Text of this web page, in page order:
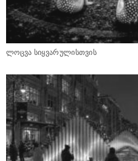
ლოცვა სიყვარულისთვის